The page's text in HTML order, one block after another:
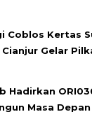
Coblos Kertas
Cianjur Gelar
Hadirkan
Masa